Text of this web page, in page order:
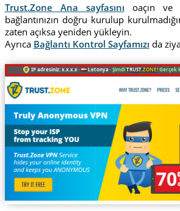
Trust.Zone Ana sayfasını oaçın ve
bağlantınızın doğru kurulup
zaten açıksa yeniden yükleyin.
Ayrıca Bağlantı Kontrol Sayfamızı da
IP adresiniz: x.x.x.x · Letonya ·ŞimdiTRUST.ZONE! Gerçek